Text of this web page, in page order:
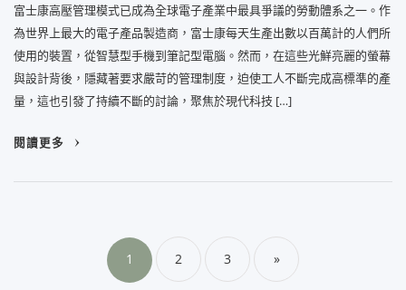
富士康高壓管理模式已成為全球電子產業中最具爭議的勞動體系之一。作
為世界上最大的電子產品製造商，富士康每天生產出數以百萬計的人們所
使用的裝置，從智慧型手機到筆記型電腦。然而，在這些光鮮亮麗的螢幕
與設計背後，隱藏著要求嚴苛的管理制度，迫使工人不斷完成高標準的產
量，這也引發了持續不斷的討論，聚焦於現代科技 […]
閱讀更多
章
分
1 2 3 »